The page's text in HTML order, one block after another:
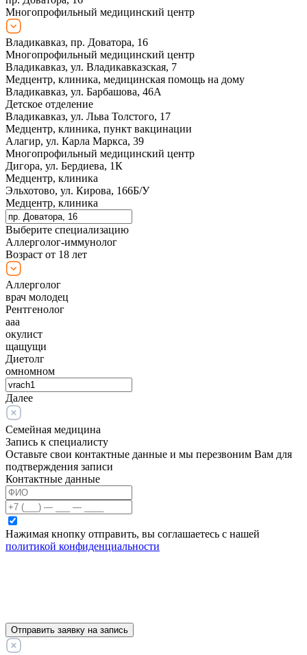
Многопрофильный медицинский центр
Владикавказ, пр. Доватора, 16
Многопрофильный медицинский центр
Владикавказ, ул. Владикавказская, 7
Медцентр, клиника, медицинская помощь на дому
Владикавказ, ул. Барбашова, 46А
Детское отделение
Владикавказ, ул. Льва Толстого, 17
Медцентр, клиника, пункт вакцинации
Алагир, ул. Карла Маркса, 39
Многопрофильный медицинский центр
Дигора, ул. Бердиева, 1К
Медцентр, клиника
Эльхотово, ул. Кирова, 166Б/У
Медцентр, клиника
Выберите специализацию
Аллерголог-иммунолог
Возраст от 18 лет
Аллерголог
врач молодец
Рентгенолог
ааа
окулист
щащущи
Диетолг
омномном
Далее
Семейная медицина
Запись к специалисту
Оставьте свои контактные данные и мы перезвоним Вам для
подтверждения записи
Контактные данные
Нажимая кнопку отправить, вы соглашаетесь с нашей
политикой конфиденциальности
Отправить заявку на запись